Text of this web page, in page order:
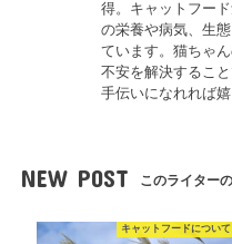
得。キャットフー
の栄養や病気、生
ています。猫ちゃ
不安を解決するこ
手伝いになれれば嬉
NEW POST このライター
キャットフードについて